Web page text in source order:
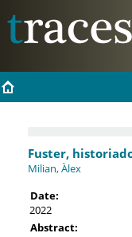
Fuster,
Milian, Àlex
Date:
2022
Abstract: